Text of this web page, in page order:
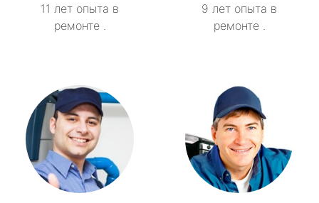
11 лет опыта в
ремонте .
9 лет опыта в
ремонте .